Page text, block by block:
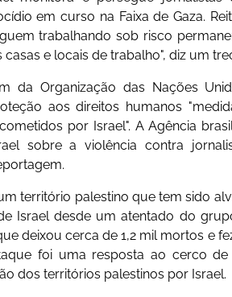
em curso na Faixa de Gaza.
trabalhando sob risco
e locais de trabalho", diz um
da Organização das Nações
aos direitos humanos
por Israel". A Agência
sobre a violência contra
território palestino que tem sido
Israel desde um atentado do
deixou cerca de 1,2 mil mortos e
foi uma resposta ao cerco
dos territórios palestinos por Israel.